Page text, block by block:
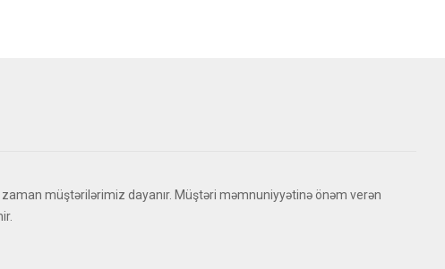
müştərilərimiz dayanır. Müştəri məmnuniyyətinə önəm verən